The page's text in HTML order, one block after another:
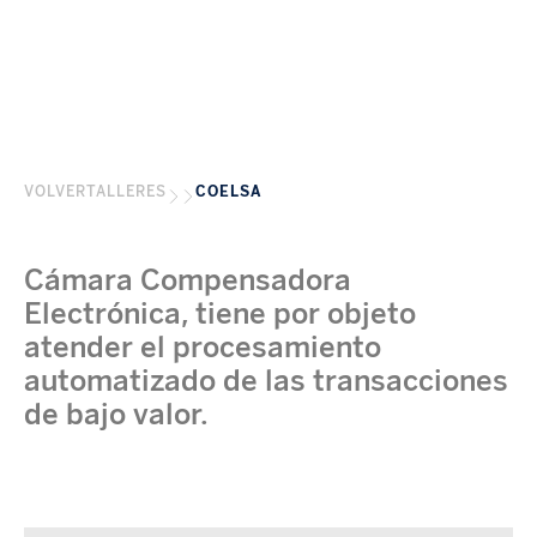
VOLVER TALLERES COELSA
Cámara Compensadora
Electrónica, tiene por objeto
atender el procesamiento
automatizado de las transacciones
de bajo valor.